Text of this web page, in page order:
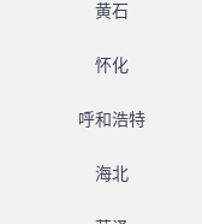
黄石
怀化
呼和浩特
海北